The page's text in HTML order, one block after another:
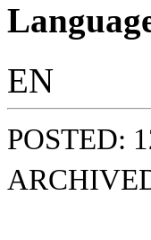
EN
POSTED: